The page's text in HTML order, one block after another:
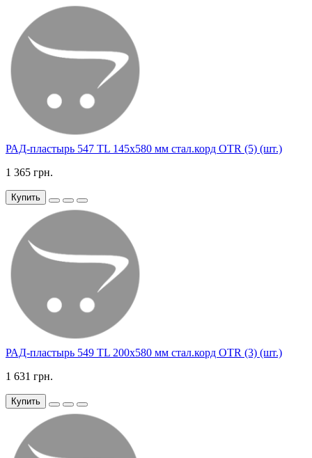
РАД-пластырь 547 TL 145х580 мм стал.корд OTR (5) (шт.)
1 365 грн.
Купить
РАД-пластырь 549 TL 200х580 мм стал.корд OTR (3) (шт.)
1 631 грн.
Купить